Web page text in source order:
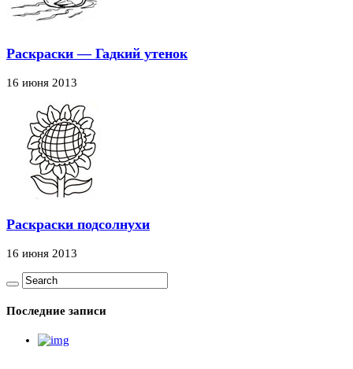
Раскраски — Гадкий утенок
16 июня 2013
Раскраски подсолнухи
16 июня 2013
Последние записи